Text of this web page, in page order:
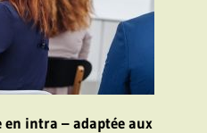
intra – adaptée aux